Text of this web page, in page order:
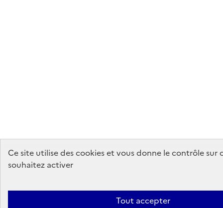
Ce site utilise des cookies et vous donne le contrôle sur
souhaitez activer
Tout accepter